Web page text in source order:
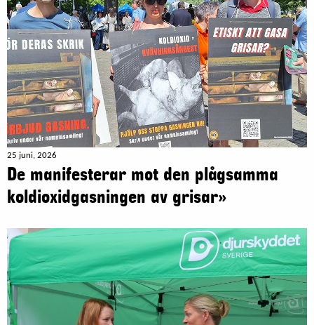
25 juni, 2026
De manifesterar mot den plågsamma
koldioxidgasningen av grisar»